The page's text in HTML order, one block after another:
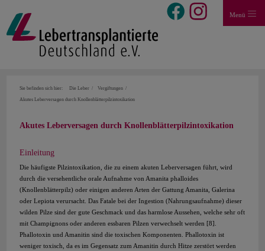
Menü
Sie befinden sich hier: Die Leber Vergiftungen
Akutes Leberversagen durch Knollenblätterpilzintoxikation
Akutes Leberversagen durch Knollenblätterpilzintoxikation
Einleitung
Die häufigste Pilzintoxikation, die zu einem akuten Leberversagen führt, wird
durch die versehentliche orale Aufnahme von Amanita phalloides
(Knollenblätterpilz) oder einigen anderen Arten der Gattung Amanita, Galerina
oder Lepiota verursacht. Das Fatale bei der Ingestion (Nahrungsaufnahme) dieser
wilden Pilze sind der gute Geschmack und das harmlose Aussehen, welche sehr oft
mit Champignons oder anderen essbaren Pilzen verwechselt werden [8].
Phallotoxin und Amanitin sind die toxischen Komponenten. Phallotoxin ist
weniger toxisch, da es im Gegensatz zum Amanitin durch Hitze zerstört werden